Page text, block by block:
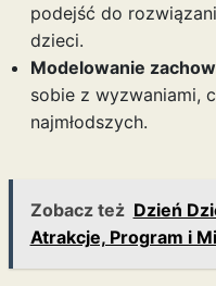
podejść do
dzieci.
Modelowanie
sobie z wyzwaniami,
najmłodszych.
Zobacz też Dzień
Atrakcje, Program i